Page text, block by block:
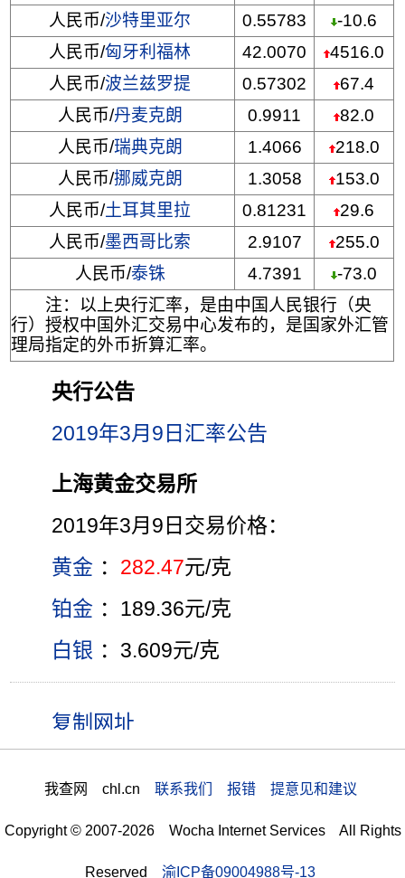
人民币/沙特里亚尔 0.55783
-10.6
人民币/匈牙利福林 42.0070
4516.0
人民币/波兰兹罗提 0.57302
67.4
人民币/丹麦克朗 0.9911
82.0
人民币/瑞典克朗 1.4066
218.0
人民币/挪威克朗 1.3058
153.0
人民币/土耳其里拉 0.81231
29.6
人民币/墨西哥比索 2.9107
255.0
人民币/泰铢 4.7391
-73.0
注：以上央行汇率，是由中国人民银行（央
行）授权中国外汇交易中心发布的，是国家外汇管
理局指定的外币折算汇率。
央行公告
2019年3月9日汇率公告
上海黄金交易所
2019年3月9日交易价格：
黄金 ： 282.47元/克
铂金 ：189.36元/克
白银 ：3.609元/克
我查网 chl.cn 联系我们 报错 提意见和建议
Copyright © 2007-2026 Wocha Internet Services All Rights
Reserved 渝ICP备09004988号-13